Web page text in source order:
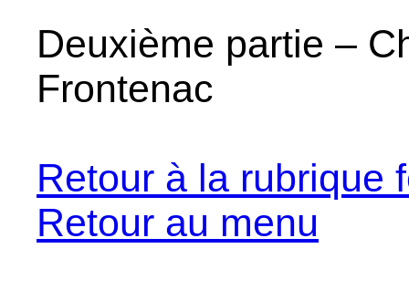
Deuxième partie –
Frontenac
Retour à la rubrique
Retour au menu